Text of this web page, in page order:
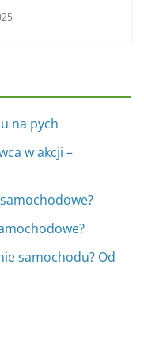
na pych
w akcji –
samochodu? Od